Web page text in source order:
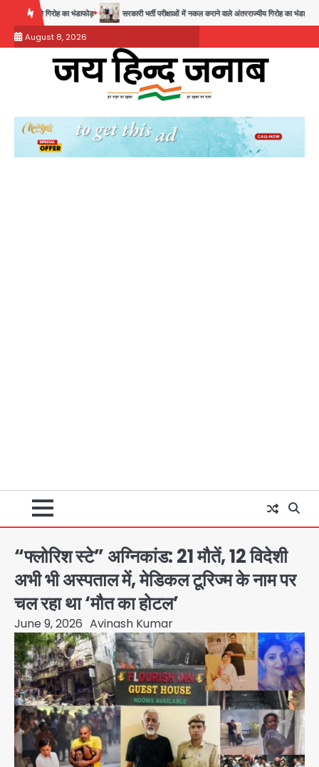
content
सरकारी भर्ती परीक्षाओं में नकल कराने वाले अंतरराज्यीय गिरोह का भंडाफोड़, मास्टरमाइंड समेत 7 गिरफ्तार
August 8, 2026
“फ्लोरिश स्टे” अग्निकांड: 21 मौतें, 12 विदेशी
अभी भी अस्पताल में, मेडिकल टूरिज्म के नाम पर
चल रहा था ‘मौत का होटल’
June 9, 2026 Avinash Kumar